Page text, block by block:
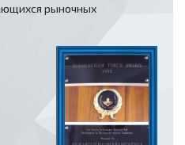
рыночных